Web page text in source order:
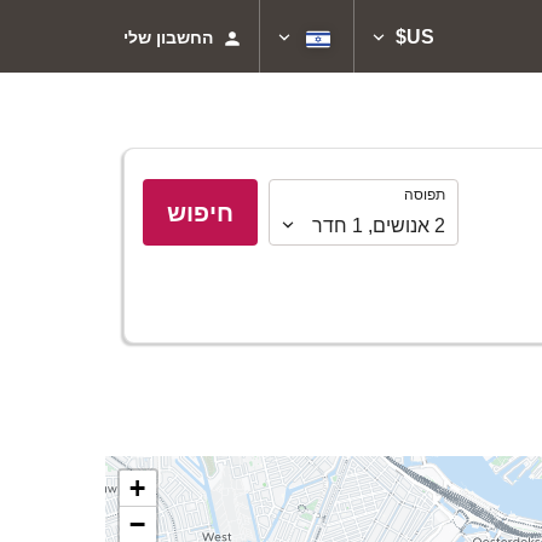
US$ החשבון שלי
תפוסה
תפוסה
2 אנושים,
1 חדר חיפוש
+
−